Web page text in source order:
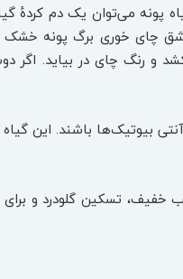
پونه می‌توان یک دم کردهٔ
چای خوری برگ پونه
حال جوش را روی آن بریزید. اجازه دهید مدت ۱۰
بیوتیک‌ها باشند. این
خفیف، تسکین گلودرد و